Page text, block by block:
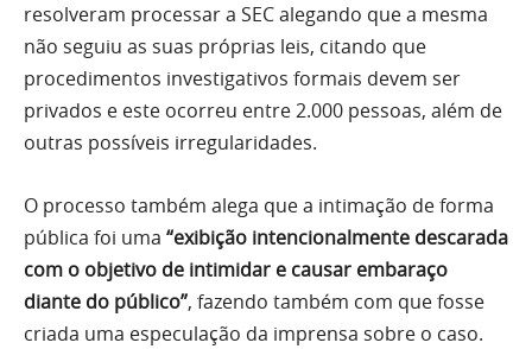
resolveram processar a SEC alegando que a mesma
não seguiu as suas próprias leis, citando que
procedimentos investigativos formais devem ser
privados e este ocorreu entre 2.000 pessoas, além de
outras possíveis irregularidades.
O processo também alega que a intimação de forma
pública foi uma “exibição intencionalmente descarada
com o objetivo de intimidar e causar embaraço
diante do público”, fazendo também com que fosse
criada uma especulação da imprensa sobre o caso.